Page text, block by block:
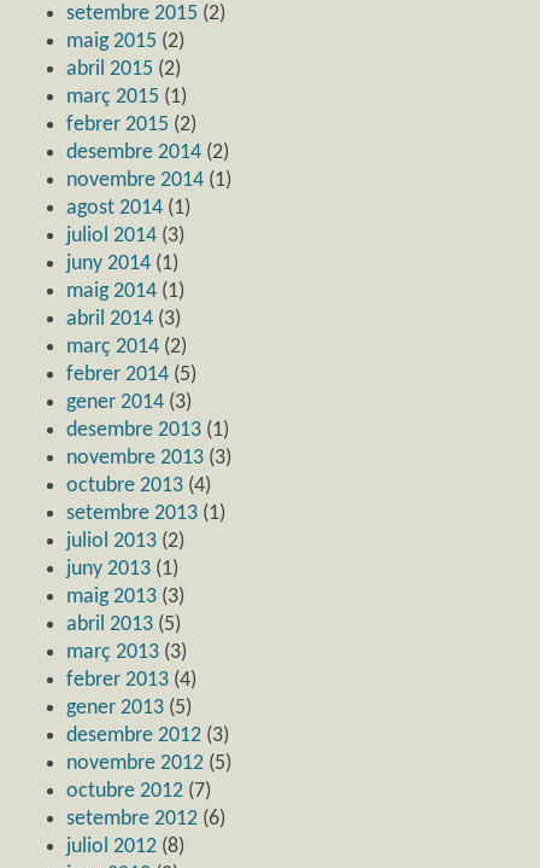
setembre 2015 (2)
maig 2015 (2)
abril 2015 (2)
març 2015 (1)
febrer 2015 (2)
desembre 2014 (2)
novembre 2014 (1)
agost 2014 (1)
juliol 2014 (3)
juny 2014 (1)
maig 2014 (1)
abril 2014 (3)
març 2014 (2)
febrer 2014 (5)
gener 2014 (3)
desembre 2013 (1)
novembre 2013 (3)
octubre 2013 (4)
setembre 2013 (1)
juliol 2013 (2)
juny 2013 (1)
maig 2013 (3)
abril 2013 (5)
març 2013 (3)
febrer 2013 (4)
gener 2013 (5)
desembre 2012 (3)
novembre 2012 (5)
octubre 2012 (7)
setembre 2012 (6)
juliol 2012 (8)